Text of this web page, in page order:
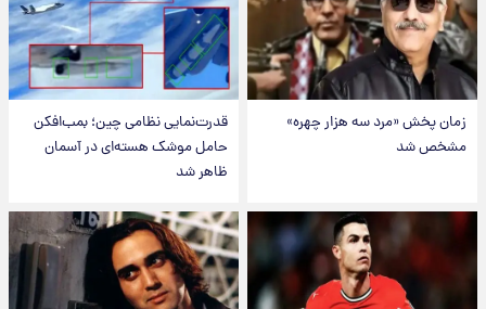
زمان پخش «مرد سه هزار چهره»
مشخص شد
قدرت‌نمایی نظامی چین؛ بمب‌افکن
حامل موشک هسته‌ای در آسمان
ظاهر شد